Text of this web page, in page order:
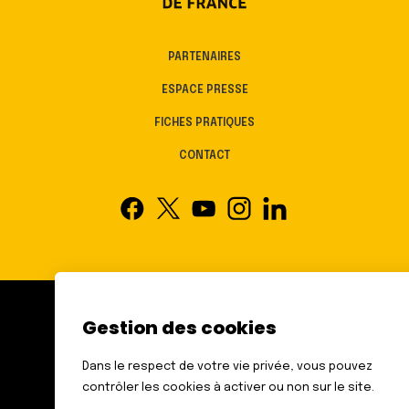
PARTENAIRES
ESPACE PRESSE
FICHES PRATIQUES
CONTACT
FÉDÉRATION DES AVEUGLES
6 RUE GAGER GABILLOT
75015 PARIS
Gestion des cookies
Dans le respect de votre vie privée, vous pouvez
contrôler les cookies à activer ou non sur le site.